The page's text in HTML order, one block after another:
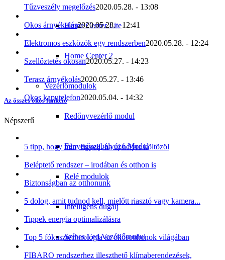
Home Center Lite
Home Center 2
Vezérlőmodulok
Redőnyvezérlő modul
Fényerőszabályozó Modul
Relé modulok
Intelligens dugalj
Színes Led Vezérlőmodul
Tűzveszély megelőzés2020.05.28. - 13:08
Okos árnyékolás2020.05.28. - 12:41
Elektromos eszközök egy rendszerben2020.05.28. - 12:24
Szellőztetés okosan2020.05.27. - 14:23
Terasz árnyékolás2020.05.27. - 13:46
Okos kaputelefon2020.05.04. - 14:32
Az összes okos funkció
Népszerű
5 tipp, hogy mire figyelj, ha új helyre költözöl
Beléptető rendszer – irodában és otthon is
Biztonságban az otthonunk
5 dolog, amit tudnod kell, mielőtt riasztó vagy kamera...
Tippek energia optimalizálásra
Top 5 fókusztechnológia az okosotthonok világában
FIBARO rendszerhez illeszthető klímaberendezések,